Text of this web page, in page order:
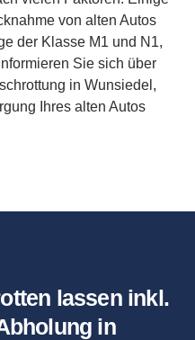
von alten Autos
der Klasse M1 und N1,
Sie sich über
in Wunsiedel,
Ihres alten Autos
lassen inkl.
in